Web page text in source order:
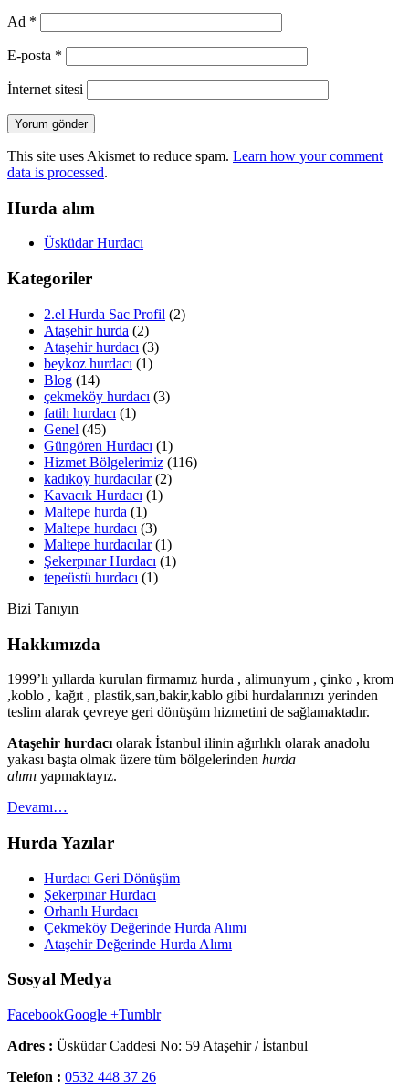
Ad *
E-posta *
İnternet sitesi
This site uses Akismet to reduce spam. Learn how your comment
data is processed.
Hurda alım
Üsküdar Hurdacı
Kategoriler
2.el Hurda Sac Profil (2)
Ataşehir hurda (2)
Ataşehir hurdacı (3)
beykoz hurdacı (1)
Blog (14)
çekmeköy hurdacı (3)
fatih hurdacı (1)
Genel (45)
Güngören Hurdacı (1)
Hizmet Bölgelerimiz (116)
kadıkoy hurdacılar(2)
Kavacık Hurdacı (1)
Maltepe hurda (1)
Maltepe hurdacı (3)
Maltepe hurdacılar(1)
Şekerpınar Hurdacı (1)
tepeüstü hurdacı (1)
Bizi Tanıyın
Hakkımızda
1999’lı yıllarda kurulan firmamız hurda , alimunyum , çinko , krom
,koblo , kağıt , plastik,sarı,bakir,kablo gibi hurdalarınızı yerinden
teslim alarak çevreye geri dönüşüm hizmetini de sağlamaktadır.
Ataşehir hurdacı olarak İstanbul ilinin ağırlıklı olarak anadolu
yakası başta olmak üzere tüm bölgelerinden hurda
alımı yapmaktayız.
Devamı…
Hurda Yazılar
Hurdacı Geri Dönüşüm
Şekerpınar Hurdacı
Orhanlı Hurdacı
Çekmeköy Değerinde Hurda Alımı
Ataşehir Değerinde Hurda Alımı
Sosyal Medya
FacebookGoogle +Tumblr
Adres : Üsküdar Caddesi No: 59 Ataşehir / İstanbul
Telefon : 0532 448 37 26